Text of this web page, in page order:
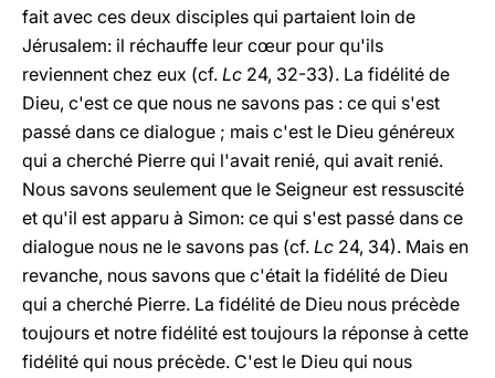
fait avec ces deux disciples qui partaient loin de
Jérusalem: il réchauffe leur cœur pour qu'ils
reviennent chez eux (cf. Lc 24, 32-33). La fidélité de
Dieu, c'est ce que nous ne savons pas : ce qui s'est
passé dans ce dialogue ; mais c'est le Dieu généreux
qui a cherché Pierre qui l'avait renié, qui avait renié.
Nous savons seulement que le Seigneur est ressuscité
et qu'il est apparu à Simon: ce qui s'est passé dans ce
dialogue nous ne le savons pas (cf. Lc 24, 34). Mais en
revanche, nous savons que c'était la fidélité de Dieu
qui a cherché Pierre. La fidélité de Dieu nous précède
toujours et notre fidélité est toujours la réponse à cette
fidélité qui nous précède. C'est le Dieu qui nous